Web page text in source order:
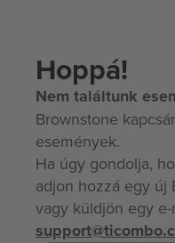
Hoppá!
Nem találtunk
Brownstone
események.
Ha úgy gondolja,
adjon hozzá egy új
vagy küldjön egy